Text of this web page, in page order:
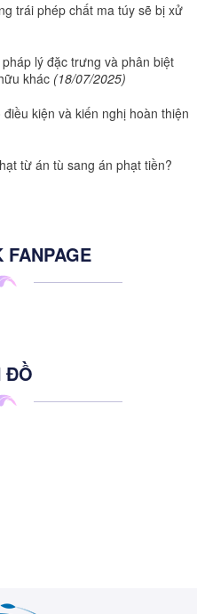
trái phép chất ma túy sẽ bị xử
lý đặc trưng và phân biệt
khác (18/07/2025)
kiện và kiến nghị hoàn thiện
từ án tù sang án phạt tiền?
FANPAGE
ĐỒ